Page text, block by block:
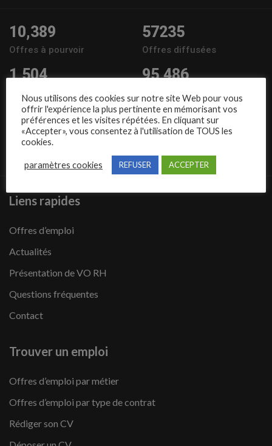
10,389
Offres à pourvoir
57235
Offres diffusées
1,504
Entreprises
95,486
Candidats
Nous suivre
Liens rapides
Offres d’emploi
Actualités
Présentation de VO RH
Questions fréquentes
Contact
Trouver un emploi
Offres d’emploi par métier
Offres d’emploi par type de contrat
Rédiger son CV
Nous utilisons des cookies sur notre site Web pour vous
offrir l'expérience la plus pertinente en mémorisant vos
préférences et les visites répétées. En cliquant sur
«Accepter», vous consentez à l'utilisation de TOUS les
cookies.
paramètres cookies REFUSER ACCEPTER